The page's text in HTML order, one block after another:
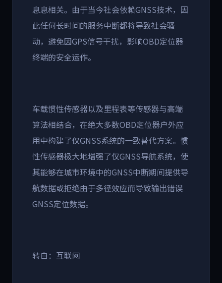
息息相关。由于当今社会依赖GNSS技术，因
此任何长时间的服务中断都将导致社会骚
动，避免因GPS信号干扰，影响OBD定位器
终端的安全运作。
车载惯性传感器以及里程表等传感器与高端
算法相结合，在绝大多数OBD定位器户外应
用中构建了仅GNSS系统的一致替代方案。惯
性传感器极大地增强了仅GNSS导航系统，使
其能够在城市环境中的GNSS中断期间提供导
航数据或拒绝由于多径效应而导致输出错误
GNSS定位数据。
转自：互联网